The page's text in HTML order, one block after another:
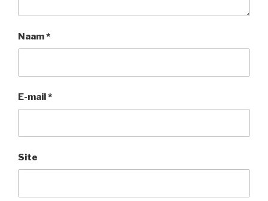
Naam*
E-mail*
Site